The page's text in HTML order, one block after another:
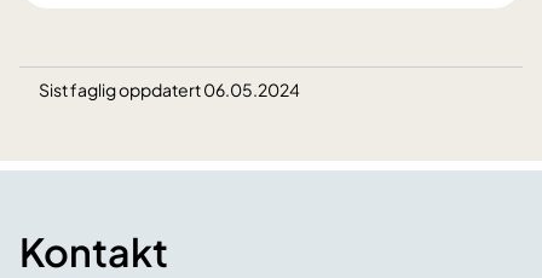
Sist faglig oppdatert 06.05.2024
Kontakt